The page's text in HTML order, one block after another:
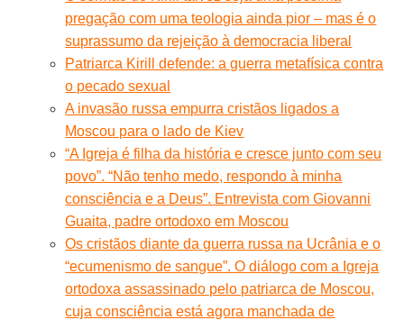
pregação com uma teologia ainda pior – mas é o
suprassumo da rejeição à democracia liberal
Patriarca Kirill defende: a guerra metafísica contra
o pecado sexual
A invasão russa empurra cristãos ligados a
Moscou para o lado de Kiev
“A Igreja é filha da história e cresce junto com seu
povo”. “Não tenho medo, respondo à minha
consciência e a Deus”. Entrevista com Giovanni
Guaita, padre ortodoxo em Moscou
Os cristãos diante da guerra russa na Ucrânia e o
“ecumenismo de sangue”. O diálogo com a Igreja
ortodoxa assassinado pelo patriarca de Moscou,
cuja consciência está agora manchada de